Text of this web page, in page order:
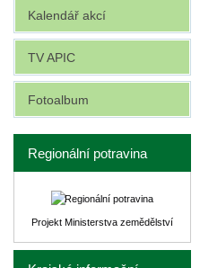
Kalendář akcí
TV APIC
Fotoalbum
Regionální potravina
Projekt Ministerstva zemědělství